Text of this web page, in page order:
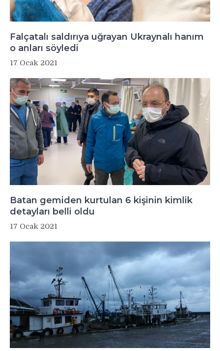
Falçatalı saldırıya uğrayan Ukraynalı hanım
o anları söyledi
17 Ocak 2021
Batan gemiden kurtulan 6 kişinin kimlik
detayları belli oldu
17 Ocak 2021